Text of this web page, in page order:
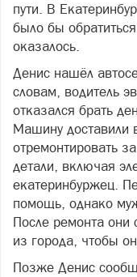
пути. В
было бы
оказалось.
Денис нашёл
словам, водитель
отказался брать
Машину доставили
отремонтировать
детали, включая
екатеринбуржец.
помощь, однако
После ремонта они
из города, чтобы
Позже Денис